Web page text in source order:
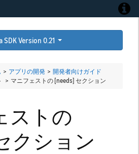
SDK Version 0.21
> アプリの開発 > 開発者向けガイド
> マニフェストの [needs] セクション
ストの
クション